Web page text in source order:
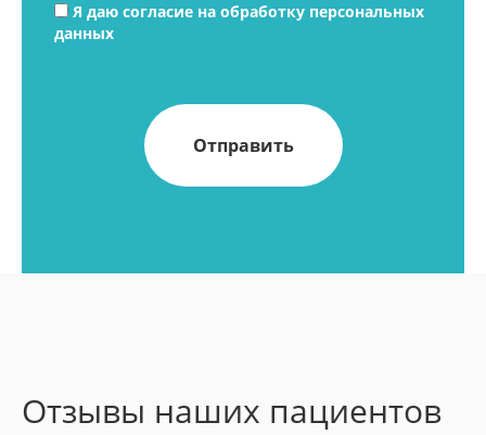
Я даю согласие на обработку персональных
данных
Отзывы наших пациентов